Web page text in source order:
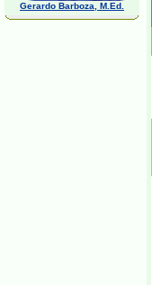
Gerardo Barboza, M.Ed.